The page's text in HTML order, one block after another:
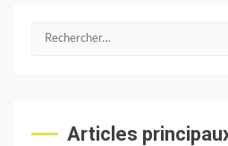
Rechercher :
Articles